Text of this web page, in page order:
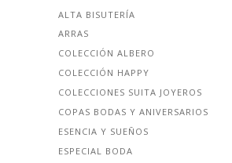
ALTA BISUTERÍA
ARRAS
COLECCIÓN ALBERO
COLECCIÓN HAPPY
COLECCIONES SUITA JOYEROS
COPAS BODAS Y ANIVERSARIOS
ESENCIA Y SUEÑOS
ESPECIAL BODA